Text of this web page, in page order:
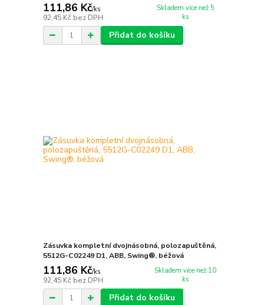
111,86 Kč/ks
92,45 Kč bez DPH
Skladem více než 5
ks
Přidat do košíku
Zásuvka kompletní dvojnásobná, polozapuštěná,
5512G-C02249 D1, ABB, Swing®, béžová
111,86 Kč/ks
92,45 Kč bez DPH
Skladem více než 10
ks
Přidat do košíku